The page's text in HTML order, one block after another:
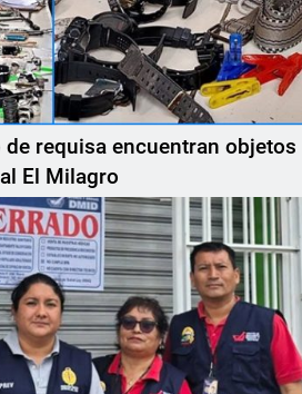
requisa encuentran objetos
El Milagro